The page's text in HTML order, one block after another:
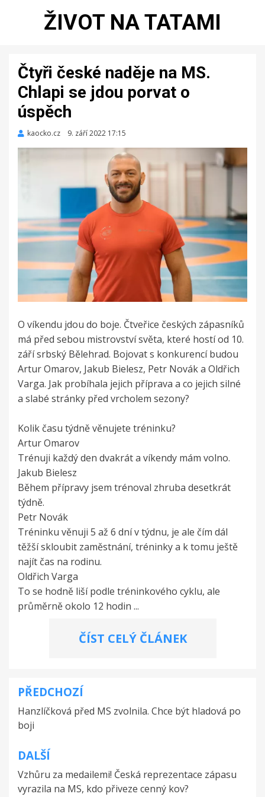
ŽIVOT NA TATAMI
Čtyři české naděje na MS.
Chlapi se jdou porvat o
úspěch
kaocko.cz
Zveřejněno
9. září 2022 17:15
O víkendu jdou do boje. Čtveřice českých zápasníků
má před sebou mistrovství světa, které hostí od 10.
září srbský Bělehrad. Bojovat s konkurencí budou
Artur Omarov, Jakub Bielesz, Petr Novák a Oldřich
Varga. Jak probíhala jejich příprava a co jejich silné
a slabé stránky před vrcholem sezony?
Kolik času týdně věnujete tréninku?
Artur Omarov
Trénuji každý den dvakrát a víkendy mám volno.
Jakub Bielesz
Během přípravy jsem trénoval zhruba desetkrát
týdně.
Petr Novák
Tréninku věnuji 5 až 6 dní v týdnu, je ale čím dál
těžší skloubit zaměstnání, tréninky a k tomu ještě
najít čas na rodinu.
Oldřich Varga
To se hodně liší podle tréninkového cyklu, ale
průměrně okolo 12 hodin ...
ČÍST CELÝ ČLÁNEK
Navigace
pro
příspěvek
PŘEDCHOZÍ
Hanzlíčková před MS zvolnila. Chce být hladová po
boji
DALŠÍ
Vzhůru za medailemi! Česká reprezentace zápasu
vyrazila na MS, kdo přiveze cenný kov?